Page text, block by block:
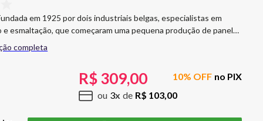
em 1925 por dois industriais belgas, especialistas em
esmaltação, que começaram uma pequena produção de panelas
fundido, no norte da França. Cooler Sleeve Wa126
Le Creuset Dimensões: 23,5 x 15,5 cm Capacidade: 1
com o Cooler Sleeve Le Creuset. Muito eficiente, esfria seu
alguns minutos e mantém a temperatura baixa por horas.
completa
R$309,00
3 R$ 103,00
10% OFF no PIX